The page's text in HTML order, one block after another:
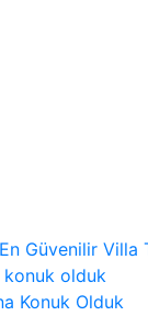
Güvenilir
konuk olduk
Konuk Olduk